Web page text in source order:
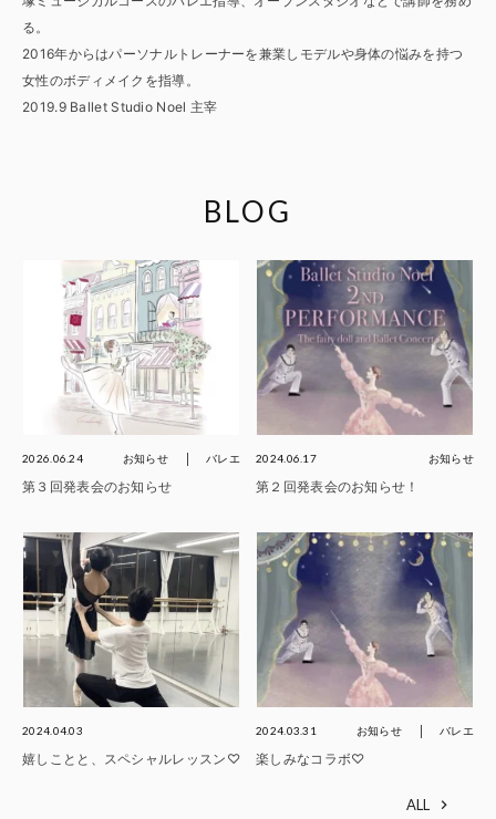
る。
2016年からはパーソナルトレーナーを兼業しモデルや身体の悩みを持つ
女性のボディメイクを指導。
2019.9 Ballet Studio Noel 主宰
BLOG
2026.06.24 お知らせ バレエ
第３回発表会のお知らせ
2024.06.17 お知らせ
第２回発表会のお知らせ！
2024.04.03
嬉しことと、スペシャルレッスン♡
2024.03.31 お知らせ バレエ
楽しみなコラボ♡
ALL